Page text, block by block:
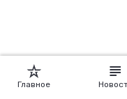
Главное